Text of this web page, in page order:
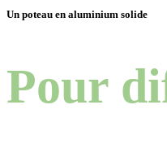
Un poteau en aluminium solide
Pour